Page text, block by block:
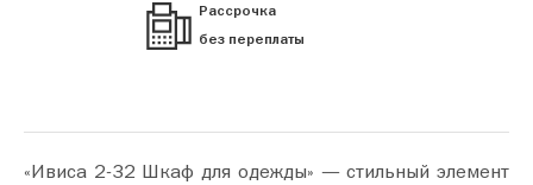
Рассрочка
без переплаты
«Ивиса 2-32 Шкаф для одежды» — стильный элемент